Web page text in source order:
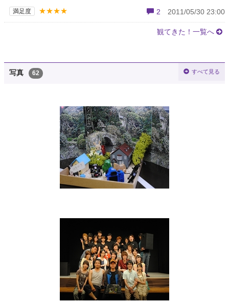
満足度 ★★★★ 2 2011/05/30 23:00
観てきた！一覧へ
写真 62 すべて見る